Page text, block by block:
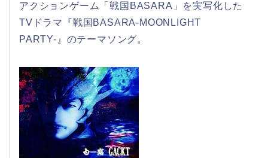
アクションゲーム「戦国BASARA」を実写化した
TVドラマ『戦国BASARA-MOONLIGHT
PARTY-』のテーマソング。